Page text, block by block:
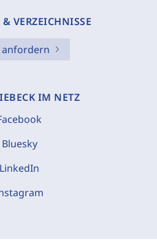
VERZEICHNISSE
anfordern
IM NETZ
Bluesky
LinkedIn